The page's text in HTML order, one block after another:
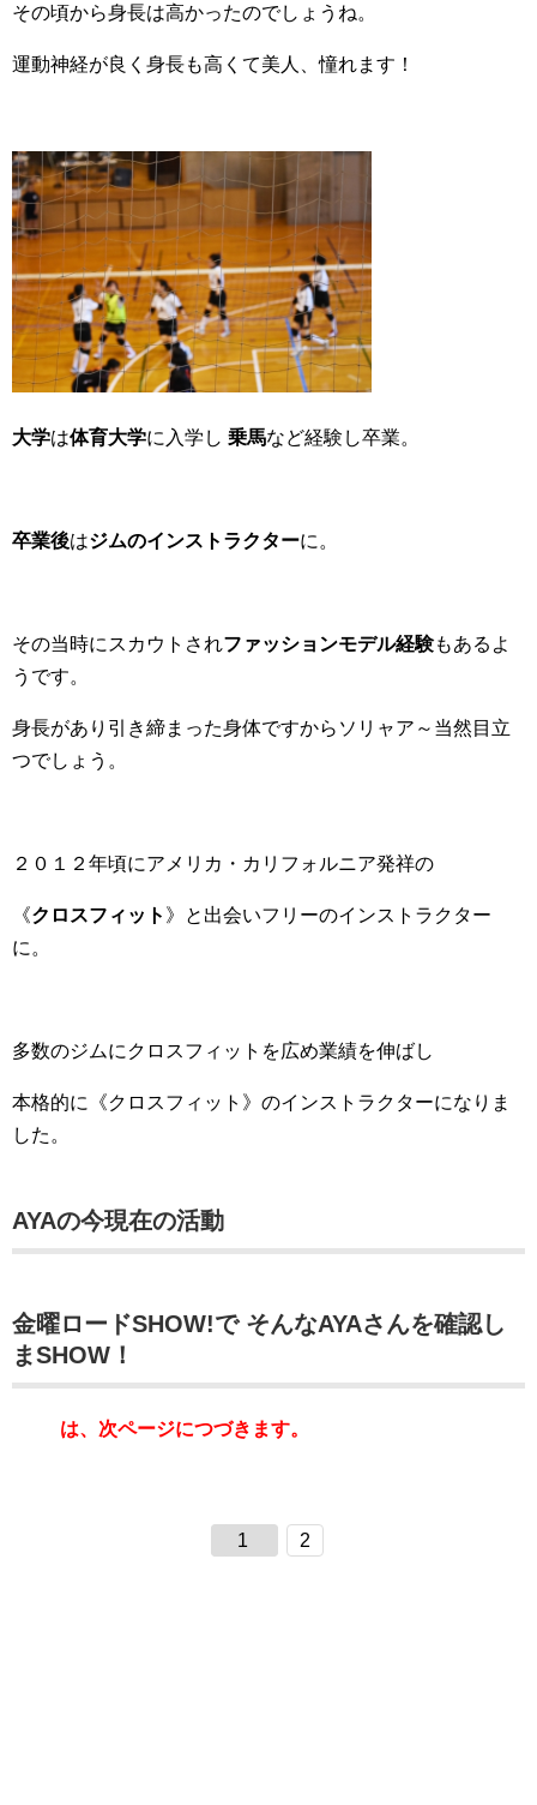
その頃から身長は高かったのでしょうね。
運動神経が良く身長も高くて美人、憧れます！
大学は体育大学に入学し 乗馬など経験し卒業。
卒業後はジムのインストラクターに。
その当時にスカウトされファッションモデル経験もあるよ
うです。
身長があり引き締まった身体ですからソリャア～当然目立
つでしょう。
２０１２年頃にアメリカ・カリフォルニア発祥の
《クロスフィット 》と出会いフリーのインストラクター
に。
多数のジムにクロスフィットを広め業績を伸ばし
本格的に《クロスフィット》のインストラクターになりま
した。
AYAの今現在の活動
金曜ロードSHOW!で そんなAYAさんを確認し
まSHOW！
は、次ページにつづきます。
1 2